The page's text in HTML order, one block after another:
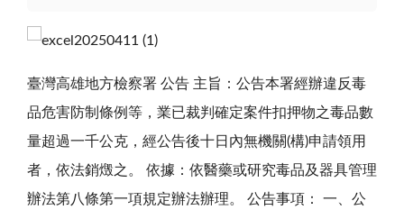
臺灣高雄地方檢察署 公告 主旨：公告本署經辦違反毒
品危害防制條例等，業已裁判確定案件扣押物之毒品數
量超過一千公克，經公告後十日內無機關(構)申請領用
者，依法銷燬之。 依據：依醫藥或研究毒品及器具管理
辦法第八條第一項規定辦法辦理。 公告事項： 一、公